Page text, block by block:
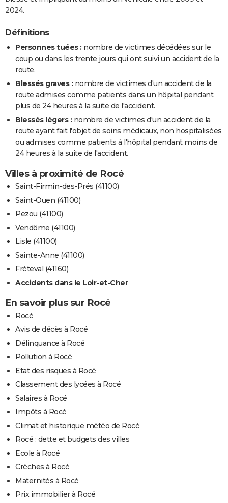
2024.
Définitions
Personnes tuées : nombre de victimes décédées sur le
coup ou dans les trente jours qui ont suivi un accident de la
route.
Blessés graves : nombre de victimes d'un accident de la
route admises comme patients dans un hôpital pendant
plus de 24 heures à la suite de l'accident.
Blessés légers : nombre de victimes d'un accident de la
route ayant fait l'objet de soins médicaux, non hospitalisées
ou admises comme patients à l'hôpital pendant moins de
24 heures à la suite de l'accident.
Villes à proximité de Rocé
Saint-Firmin-des-Prés (41100)
Saint-Ouen (41100)
Pezou (41100)
Vendôme (41100)
Lisle (41100)
Sainte-Anne (41100)
Fréteval (41160)
Accidents dans le Loir-et-Cher
En savoir plus sur Rocé
Rocé
Avis de décès à Rocé
Délinquance à Rocé
Pollution à Rocé
Etat des risques à Rocé
Classement des lycées à Rocé
Salaires à Rocé
Impôts à Rocé
Climat et historique météo de Rocé
Rocé : dette et budgets des villes
Ecole à Rocé
Crèches à Rocé
Maternités à Rocé
Prix immobilier à Rocé